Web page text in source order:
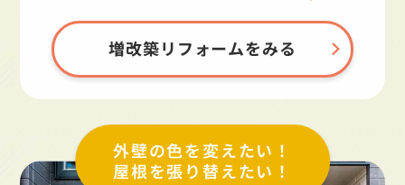
増改築リフォームをみる
外壁の色を変えたい！
屋根を張り替えたい！